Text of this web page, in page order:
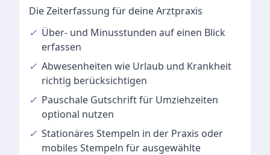
Die Zeiterfassung für deine Arztpraxis
✓ Über- und Minusstunden auf einen Blick
erfassen
✓ Abwesenheiten wie Urlaub und Krankheit
richtig berücksichtigen
✓ Pauschale Gutschriftfür Umziehzeiten
optional nutzen
✓ Stationäres Stempeln in der Praxis oder
mobiles Stempeln für ausgewählte